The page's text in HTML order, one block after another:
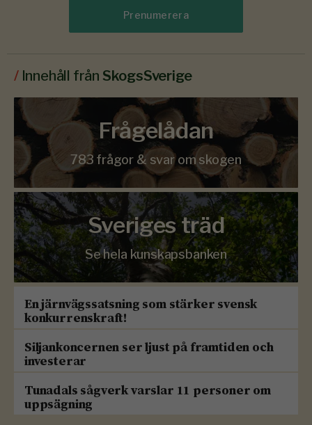
Prenumerera
/ Innehåll från SkogsSverige
Frågelådan
783 frågor & svar om skogen
Sveriges träd
Se hela kunskapsbanken
En järnvägssatsning som stärker svensk
konkurrenskraft!
Siljankoncernen ser ljust på framtiden och
investerar
Tunadals sågverk varslar 11 personer om
uppsägning